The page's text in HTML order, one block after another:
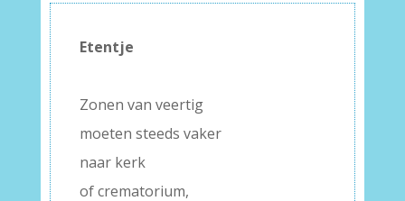
Etentje
Zonen van veertig
moeten steeds vaker
naar kerk
of crematorium,